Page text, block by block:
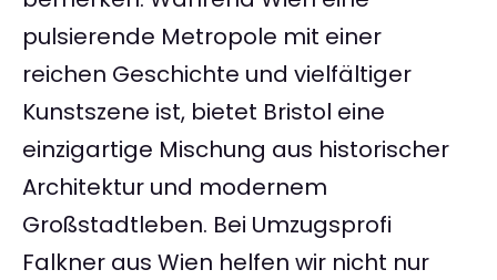
pulsierende Metropole mit einer
reichen Geschichte und vielfältiger
Kunstszene ist, bietet Bristol eine
einzigartige Mischung aus historischer
Architektur und modernem
Großstadtleben. Bei Umzugsprofi
Falkner aus Wien helfen wir nicht nur